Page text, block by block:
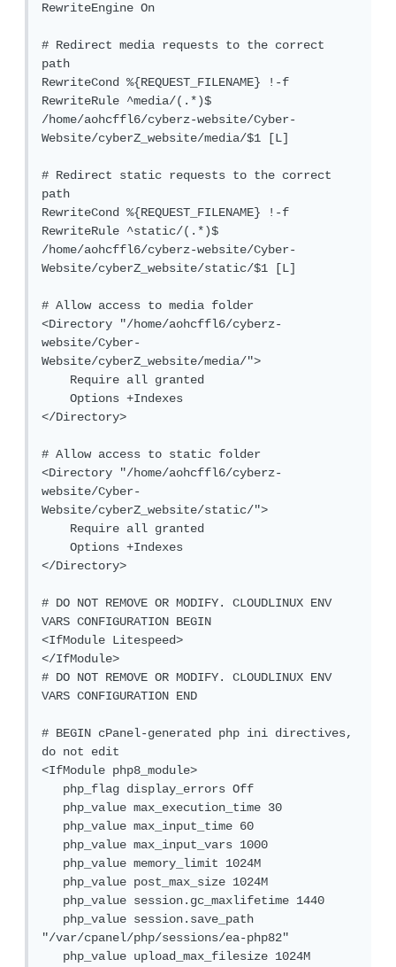
RewriteEngine On
# Redirect media requests to the correct
path
RewriteCond %{REQUEST_FILENAME} !-f
RewriteRule ^media/(.*)$
/home/aohcffl6/cyberz-website/Cyber-
Website/cyberZ_website/media/$1 [L]
# Redirect static requests to the correct
path
RewriteCond %{REQUEST_FILENAME} !-f
RewriteRule ^static/(.*)$
/home/aohcffl6/cyberz-website/Cyber-
Website/cyberZ_website/static/$1 [L]
# Allow access to media folder
<Directory "/home/aohcffl6/cyberz-
website/Cyber-
Website/cyberZ_website/media/">
    Require all granted
    Options +Indexes
</Directory>
# Allow access to static folder
<Directory "/home/aohcffl6/cyberz-
website/Cyber-
Website/cyberZ_website/static/">
    Require all granted
    Options +Indexes
</Directory>
# DO NOT REMOVE OR MODIFY. CLOUDLINUX ENV
VARS CONFIGURATION BEGIN
<IfModule Litespeed>
</IfModule>
# DO NOT REMOVE OR MODIFY. CLOUDLINUX ENV
VARS CONFIGURATION END
# BEGIN cPanel-generated php ini directives,
do not edit
<IfModule php8_module>
   php_flag display_errors Off
   php_value max_execution_time 30
   php_value max_input_time 60
   php_value max_input_vars 1000
   php_value memory_limit 1024M
   php_value post_max_size 1024M
   php_value session.gc_maxlifetime 1440
   php_value session.save_path
"/var/cpanel/php/sessions/ea-php82"
   php_value upload_max_filesize 1024M